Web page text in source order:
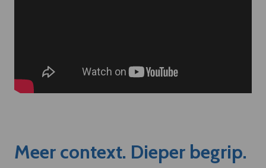
Meer context. Dieper begrip.